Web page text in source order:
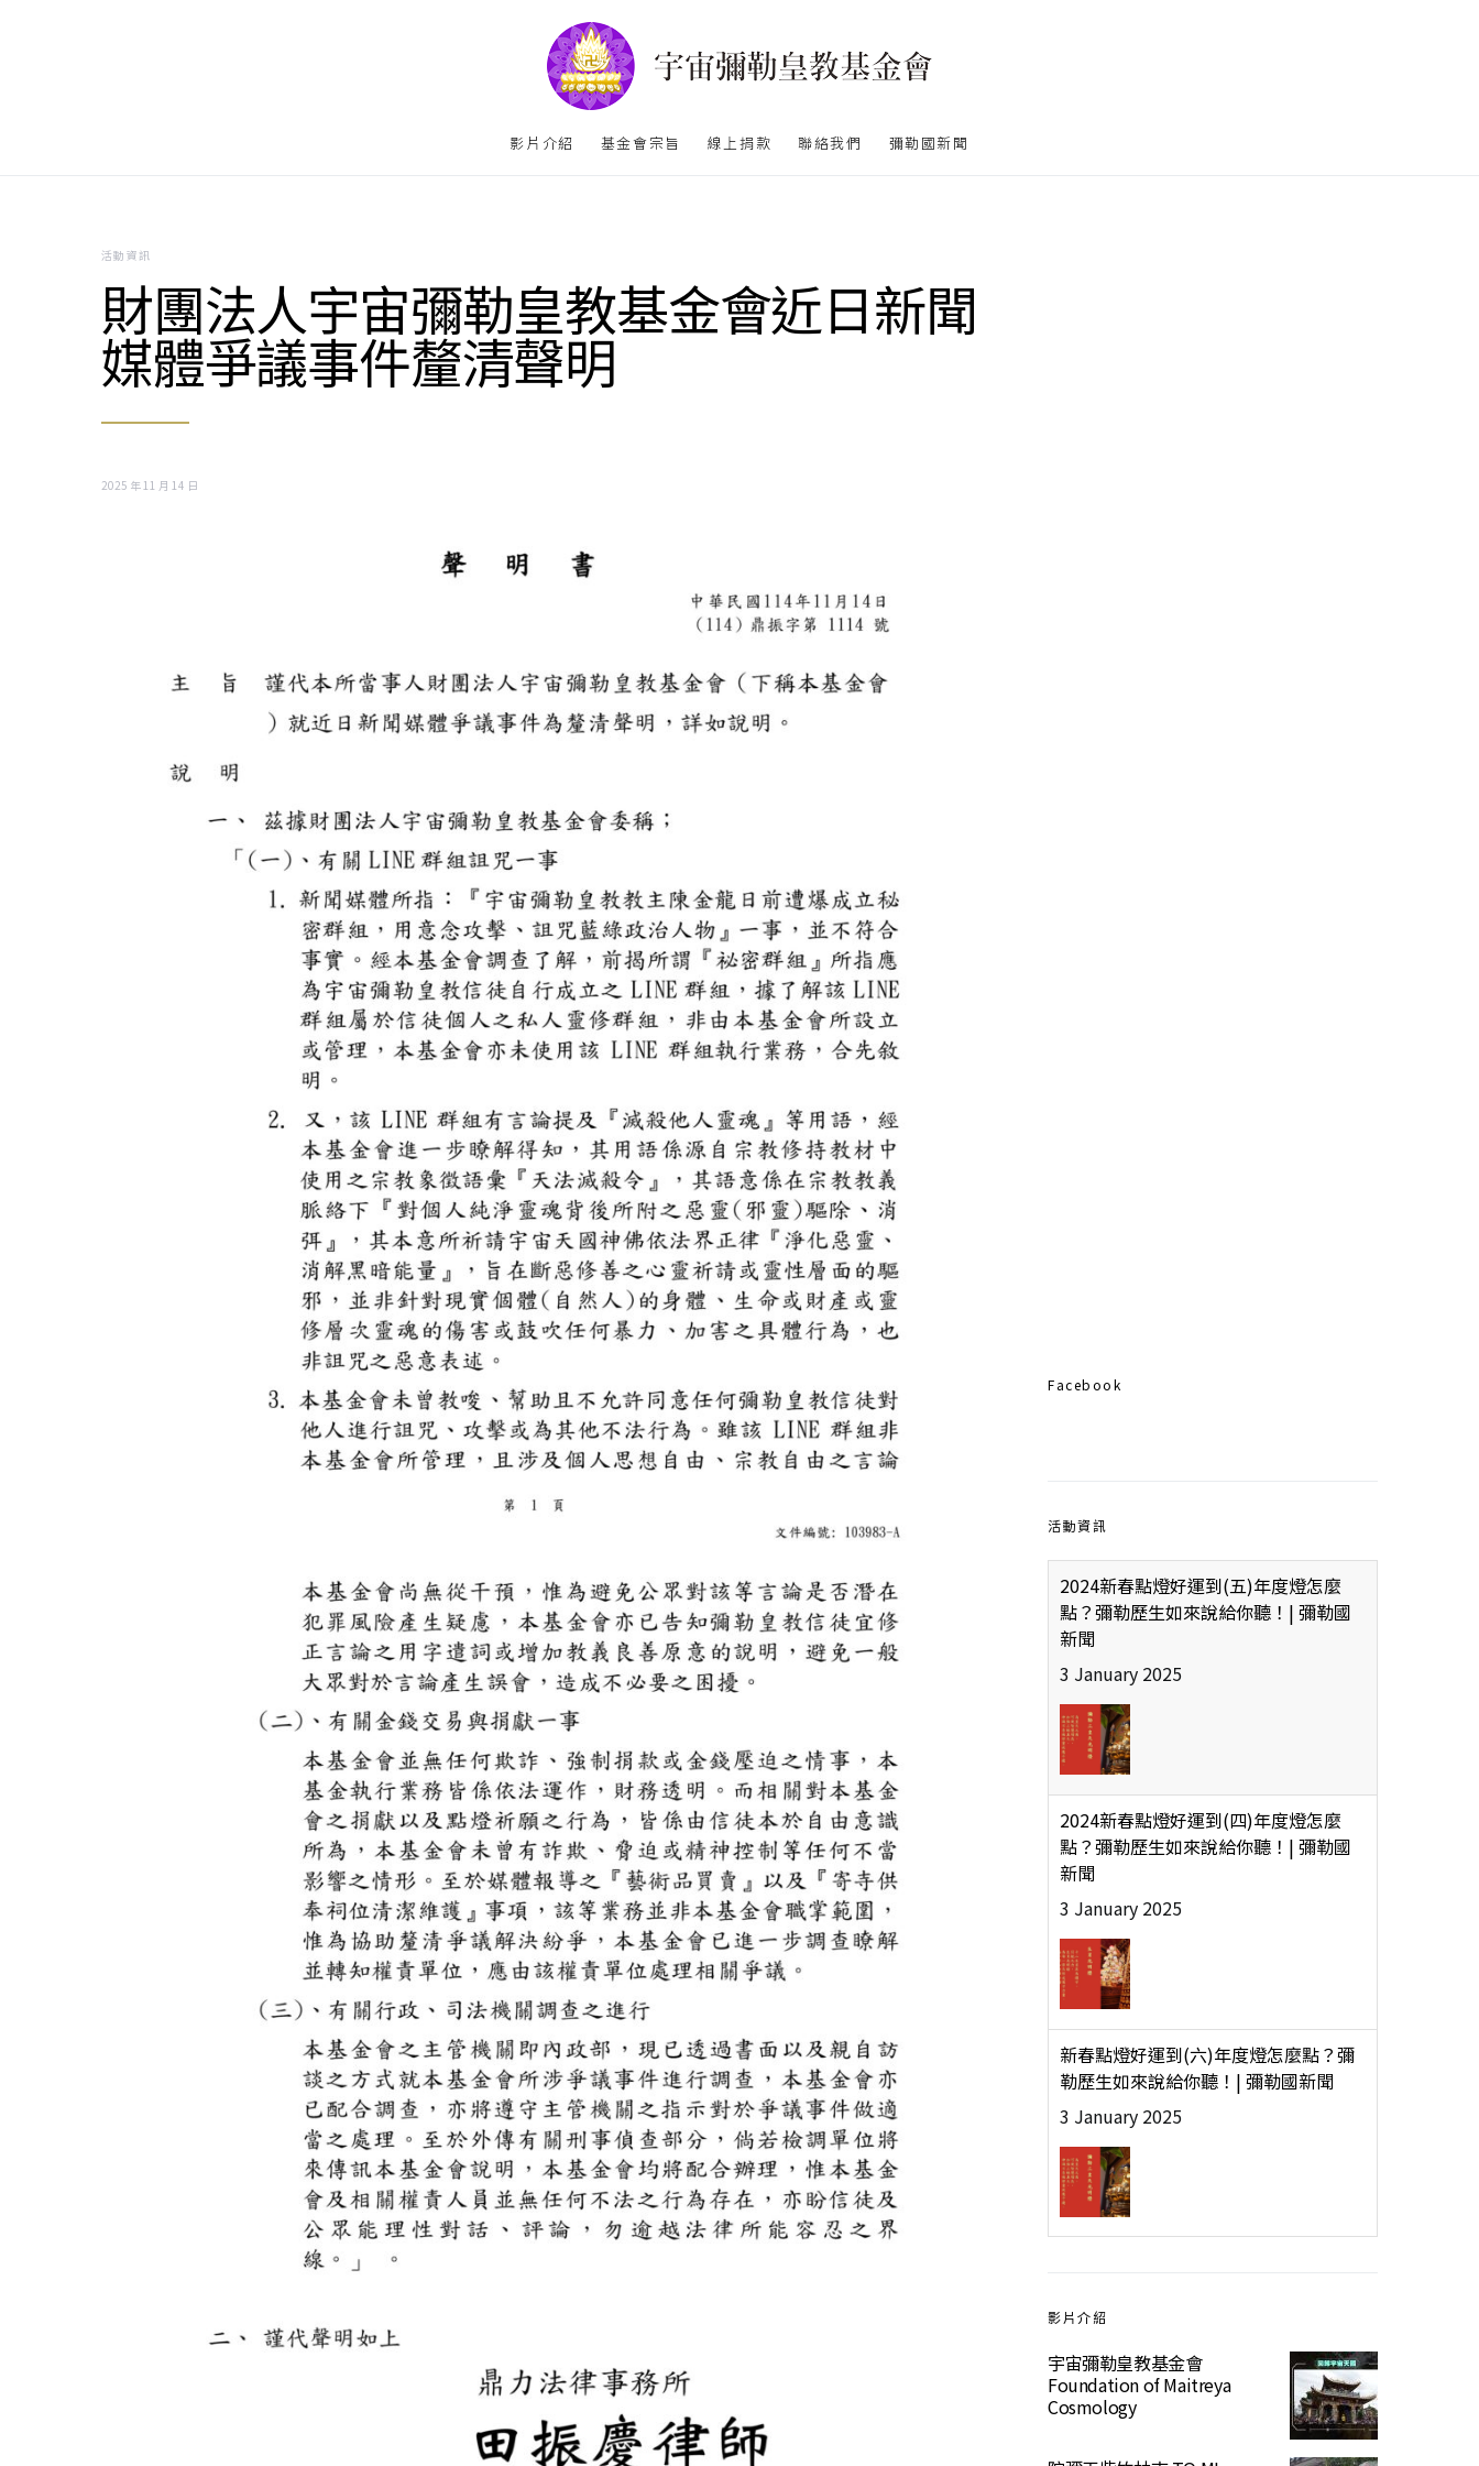
影片介紹 基金會宗旨 線上捐款 聯絡我們 彌勒國新聞
活動資訊
財團法人宇宙彌勒皇教基金會近日新聞
媒體爭議事件釐清聲明
2025 年 11 月 14 日
Facebook
活動資訊
2024新春點燈好運到(五)年度燈怎麼
點？彌勒歷生如來說給你聽！| 彌勒國
新聞
3 January 2025
2024新春點燈好運到(四)年度燈怎麼
點？彌勒歷生如來說給你聽！| 彌勒國
新聞
3 January 2025
新春點燈好運到(六)年度燈怎麼點？彌
勒歷生如來說給你聽！| 彌勒國新聞
3 January 2025
影片介紹
宇宙彌勒皇教基金會
Foundation of Maitreya
Cosmology